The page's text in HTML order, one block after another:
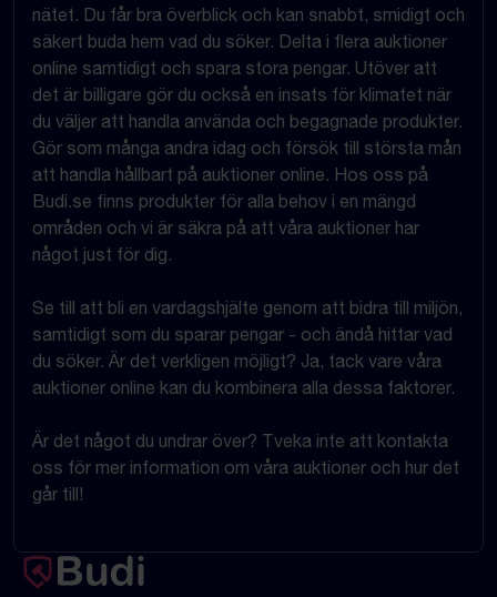
nätet. Du får bra överblick och kan snabbt, smidigt och
säkert buda hem vad du söker. Delta i flera auktioner
online samtidigt och spara stora pengar. Utöver att
det är billigare gör du också en insats för klimatet när
du väljer att handla använda och begagnade produkter.
Gör som många andra idag och försök till största mån
att handla hållbart på auktioner online. Hos oss på
Budi.se finns produkter för alla behov i en mängd
områden och vi är säkra på att våra auktioner har
något just för dig.
Se till att bli en vardagshjälte genom att bidra till miljön,
samtidigt som du sparar pengar - och ändå hittar vad
du söker. Är det verkligen möjligt? Ja, tack vare våra
auktioner online kan du kombinera alla dessa faktorer.
Är det något du undrar över? Tveka inte att kontakta
oss för mer information om våra auktioner och hur det
går till!